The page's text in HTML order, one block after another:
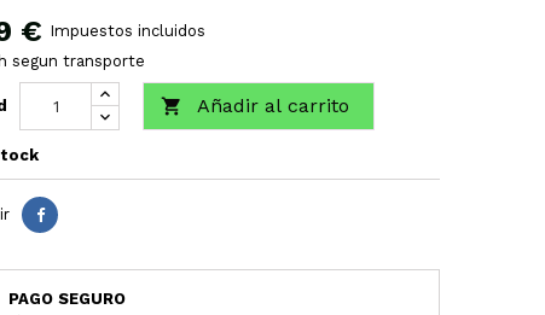
€ Impuestos incluidos
segun transporte
 Añadir al carrito
PAGO SEGURO